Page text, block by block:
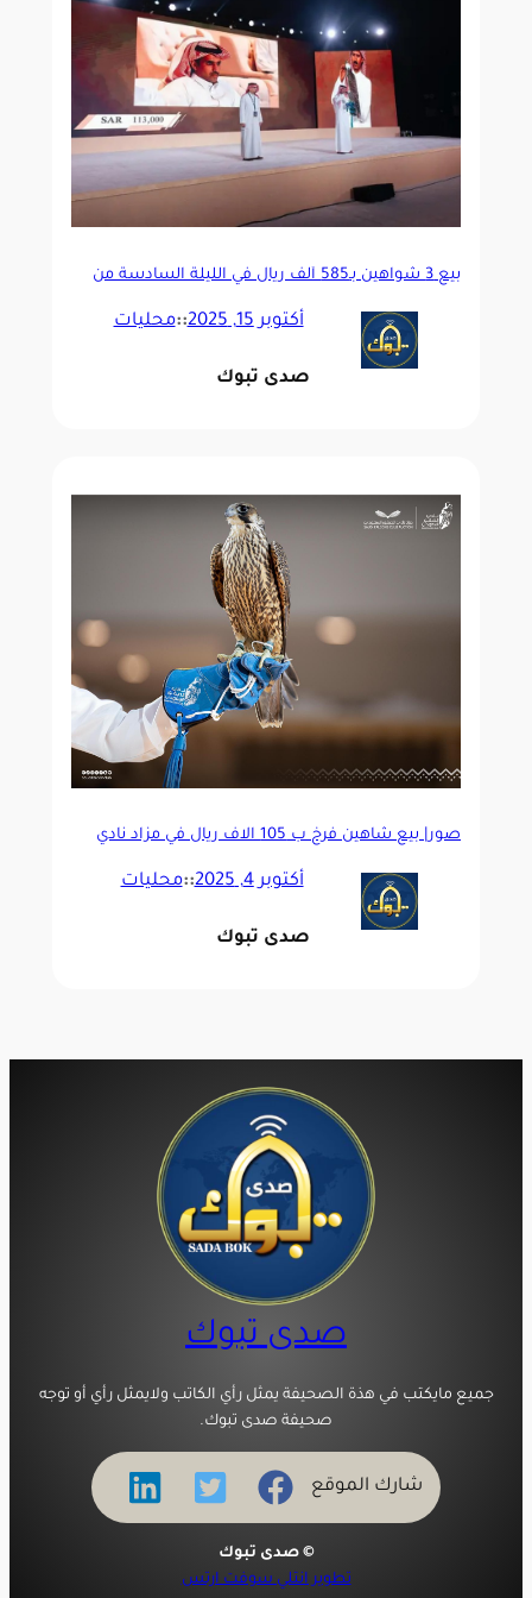
بيع 3 شواهين بـ585 ألف ريال في الليلة السادسة من
أكتوبر 15, 2025 ::محليات
صدى تبوك
صور| بيع شاهين فرخ ب 105 آلاف ريال في مزاد نادي
أكتوبر 4, 2025 ::محليات
صدى تبوك
صدى تبوك
جميع مايكتب في هذة الصحيفة يمثل رأي الكاتب ولايمثل رأي أو توجه
صحيفة صدى تبوك.
شارك الموقع
© صدى تبوك
تطوير انتلي سوفت ارتس